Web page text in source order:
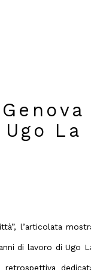
La
l’articolata
di lavoro diUgo